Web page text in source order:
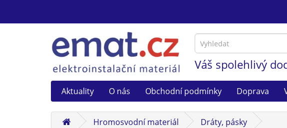
Váš spolehlivý
Aktuality O nás Obchodní podmínky Doprava
Hromosvodní materiál Dráty, pásky